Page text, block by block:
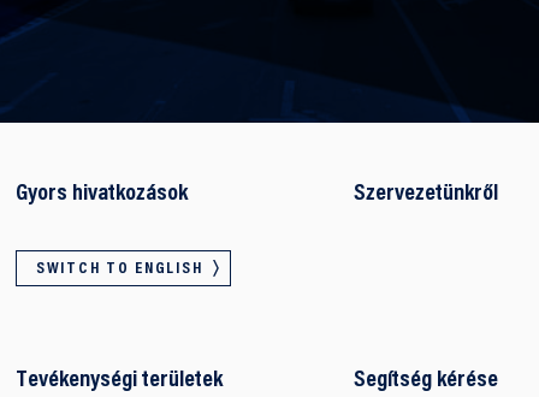
Gyors hivatkozások
SWITCH TO ENGLISH
Szervezetünkről
Tevékenységi területek Segítség kérése